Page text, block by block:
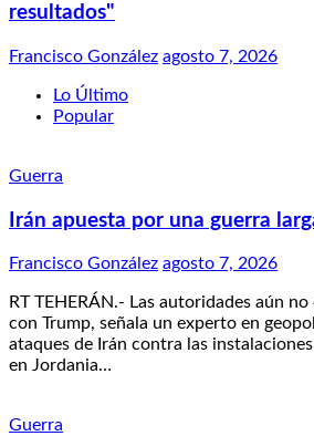
resultados"
Francisco González agosto 7, 2026
Lo Último
Popular
Guerra
Irán apuesta por una guerra
Francisco González agosto 7, 2026
RT TEHERÁN.- Las autoridades aún
con Trump, señala un experto en
ataques de Irán contra las
en Jordania…
Guerra